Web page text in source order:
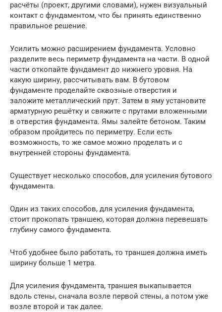
расчёты (проект, другими словами), нужен визуальный
контакт с фундаментом, что бы принять единственно
правильное решение.
Усилить можно расширением фундамента. Условно
разделите весь периметр фундамента на части. В одной
части откопайте фундамент до нижнего уровня. На
какую ширину, рассчитывать вам. В бутовом
фундаменте проделайте сквозные отверстия и
заложите металлический прут. Затем в яму установите
арматурную решётку и свяжите с прутами вложенными
в отверстия фундамента. Ямы залейте бетоном. Таким
образом пройдитесь по периметру. Если есть
возможность, то же самое можно проделать и с
внутренней стороны фундамента.
Существует несколько способов, для усиления бутового
фундамента.
Один из таких способов, для усиления фундамента,
стоит прокопать траншею, которая должна перевешать
глубину самого фундамента.
Чтоб удобнее было работать, то траншея должна иметь
ширину больше 1 метра.
Для усиления фундамента, траншея выкапывается
вдоль стены, сначала возле первой стены, а потом уже
возле второй и так далее.